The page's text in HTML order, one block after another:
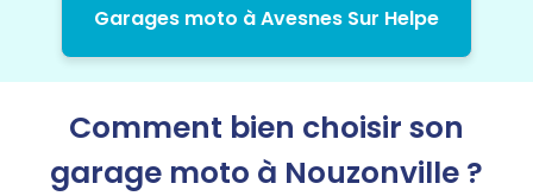
Garages moto à Avesnes Sur Helpe
Comment bien choisir son
garage moto à Nouzonville ?